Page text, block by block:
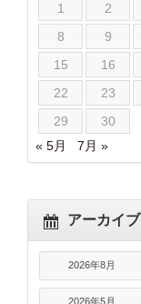
1 2
8
9
15
16
22
23
29
30
« 5月
7月 »
アーカイブ
2026年8月
2026年5月